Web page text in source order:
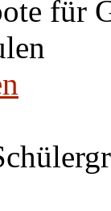
für